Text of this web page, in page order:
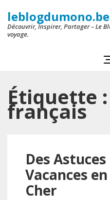
leblogdumono.be
Découvrir, Inspirer, Partager – Le
voyage.
Étiquette :
français
Des
Vacances
Cher